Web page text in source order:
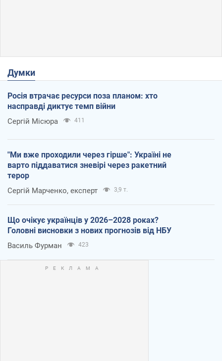
Думки
Росія втрачає ресурси поза планом: хто
насправді диктує темп війни
Сергій Місюра 411
"Ми вже проходили через гірше": Україні не
варто піддаватися зневірі через ракетний
терор
Сергій Марченко, експерт 3,9 т.
Що очікує українців у 2026–2028 роках?
Головні висновки з нових прогнозів від НБУ
Василь Фурман 423